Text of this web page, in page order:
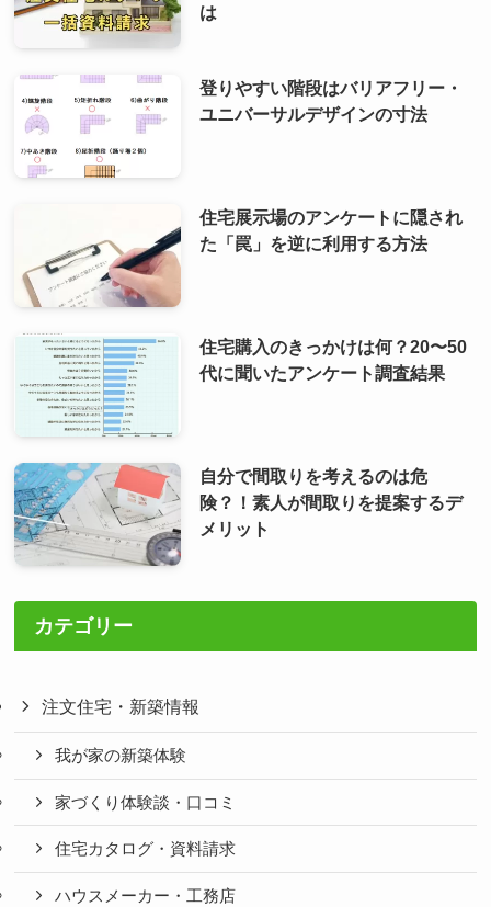
は
登りやすい階段はバリアフリー・
ユニバーサルデザインの寸法
住宅展示場のアンケートに隠され
た「罠」を逆に利用する方法
住宅購入のきっかけは何？20〜50
代に聞いたアンケート調査結果
自分で間取りを考えるのは危
険？！素人が間取りを提案するデ
メリット
カテゴリー
注文住宅・新築情報
我が家の新築体験
家づくり体験談・口コミ
住宅カタログ・資料請求
ハウスメーカー・工務店